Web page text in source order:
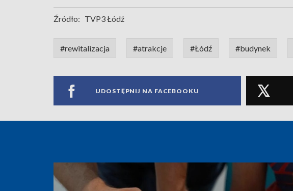
Źródło: TVP3 Łódź
#rewitalizacja #atrakcje #Łódź #budynek
UDOSTĘPNIJ NA FACEBOOKU